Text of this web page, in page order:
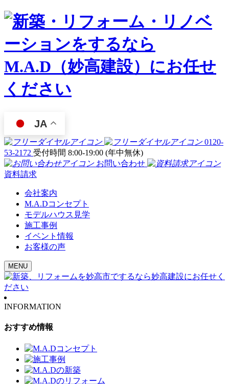
JA
0120-
53-2172 受付時間 8:00-19:00 (年中無休)
お問い合わせ
資料請求
会社案内
M.A.Dコンセプト
モデルハウス見学
施工事例
イベント情報
お客様の声
MENU
INFORMATION
おすすめ情報